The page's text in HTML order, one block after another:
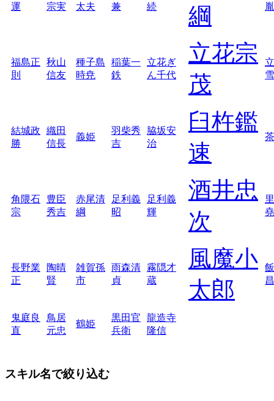
運
宗実
太夫
兼
続
綱
胤
福島正
則
秋山
信友
種子島
時尭
稲葉一
鉄
立花ぎ
ん千代
立花宗
茂
雪
結城政
勝
織田
信長
義姫
羽柴秀
吉
脇坂安
治
臼杵鑑
速
角隈石
宗
豊臣
秀吉
赤尾清
綱
足利義
昭
足利義
輝
酒井忠
次
堯
長野業
正
陶晴
賢
雑賀孫
市
雨森清
貞
霧隠才
蔵
風魔小
太郎
昌
鬼庭良
直
鳥居
元忠
鶴姫
黒田官
兵衛
龍造寺
隆信
スキル名で絞り込む